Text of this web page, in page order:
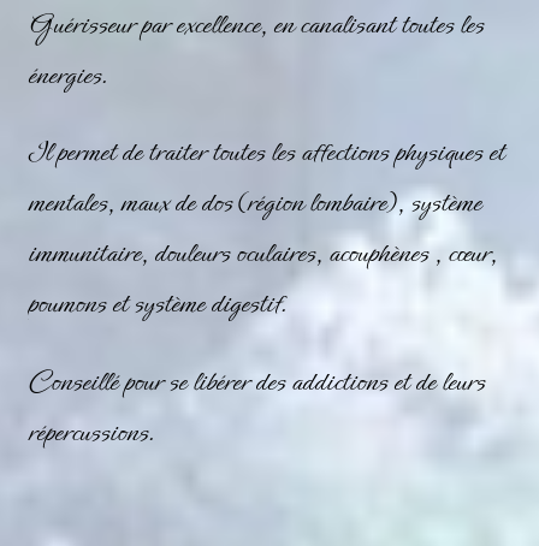
Guérisseur par excellence, en canalisant toutes les
énergies.
Il permet de traiter toutes les affections physiques et
mentales, maux de dos (région lombaire), système
immunitaire, douleurs oculaires, acouphènes , cœur,
poumons et système digestif.
Conseillé pour se libérer des addictions et de leurs
répercussions.